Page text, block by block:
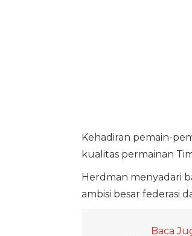
Kehadiran pemain-
kualitas permainan
Herdman menyadari
ambisi besar federasi
Baca